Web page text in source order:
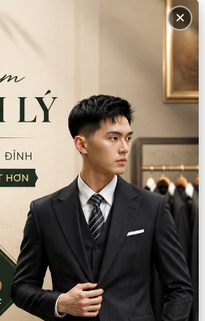
chi nhánh khác nhau. Quý khách
Tồn: 0
Phường An Đông,
bản đồ
7)
Tồn: 1
Bình Trị Đông,
Xem
bản đồ
7)
Tồn: 0
×